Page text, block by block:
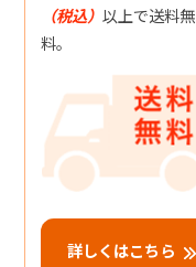
（税込） 以上で送料無
料。
詳しくはこちら